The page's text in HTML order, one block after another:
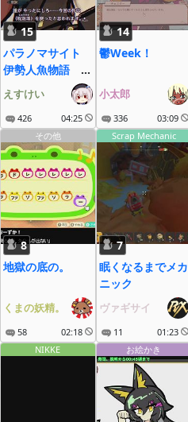
15
パラノマサイト
伊勢人魚物語 そ
の４
えすけい
426 04:25
14
鬱Week！
小太郎
336 03:09
その他
8
地獄の底の。
くまの妖精。
58 02:18
Scrap Mechanic
7
眠くなるまでメカ
ニック
ヴァギサイ
11 01:23
NIKKE お絵かき